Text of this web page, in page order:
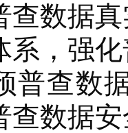
查数据
系，强
普查数
查数据